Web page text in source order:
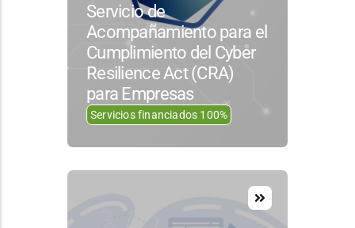
Servicio de
Acompañamiento para el
Cumplimiento del Cyber
Resilience Act (CRA)
para Empresas
Servicios financiados 100%